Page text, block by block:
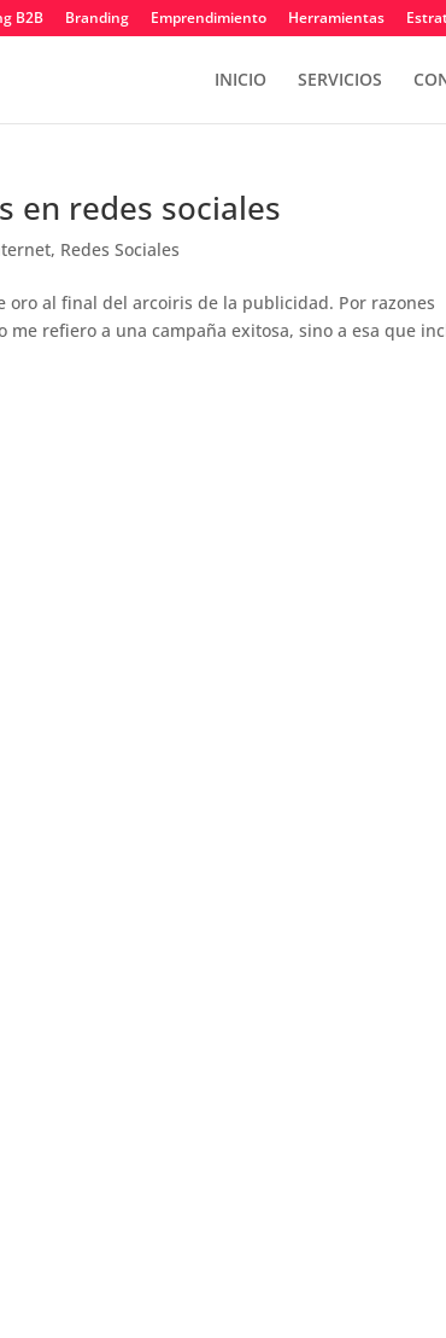
B2B Branding Emprendimiento Herramientas
INICIO SERVICIOS
en redes sociales
, Redes Sociales
oro al final del arcoiris de la publicidad. Por razones
refiero a una campaña exitosa, sino a esa que